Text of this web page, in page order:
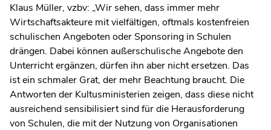
Klaus Müller, vzbv: „Wir sehen, dass immer mehr
Wirtschaftsakteure mit vielfältigen, oftmals kostenfreien
schulischen Angeboten oder Sponsoring in Schulen
drängen. Dabei können außerschulische Angebote den
Unterricht ergänzen, dürfen ihn aber nicht ersetzen. Das
ist ein schmaler Grat, der mehr Beachtung braucht. Die
Antworten der Kultusministerien zeigen, dass diese nicht
ausreichend sensibilisiert sind für die Herausforderung
von Schulen, die mit der Nutzung von Organisationen